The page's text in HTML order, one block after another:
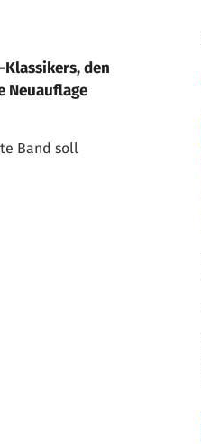
den
Neuauflage
Band soll